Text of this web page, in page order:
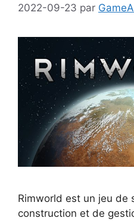
2022-09-23 par
Rimworld est un jeu de
construction et de